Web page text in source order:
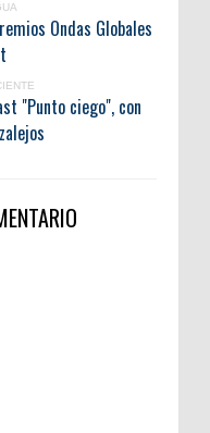
Ondas Globales
"Punto ciego", con